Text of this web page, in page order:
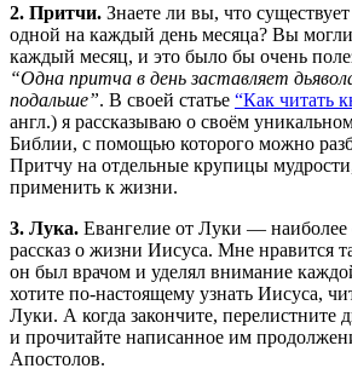
2. Притчи. Знаете ли вы, что
одной на каждый день месяца? Вы
каждый месяц, и это было бы очень
“Одна притча в день заставляет
подальше”. В своей статье “Как читать
англ.) я рассказываю о своём
Библии, с помощью которого можно
Притчу на отдельные крупицы
применить к жизни.
3. Лука. Евангелие от Луки — наиболее
рассказ о жизни Иисуса. Мне нравится
он был врачом и уделял внимание
хотите по-настоящему узнать Иисуса,
Луки. А когда закончите, перелистните
и прочитайте написанное им
Апостолов.